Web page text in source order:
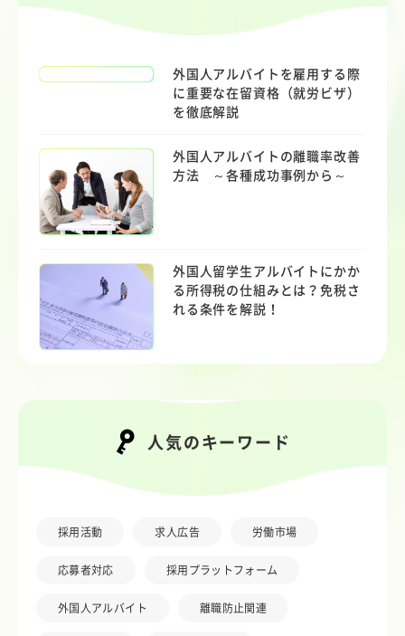
外国人アルバイトを雇用する際
に重要な在留資格（就労ビザ）
を徹底解説
外国人アルバイトの離職率改善
方法 ～各種成功事例から～
外国人留学生アルバイトにかか
る所得税の仕組みとは？免税さ
れる条件を解説！
人気のキーワード
採用活動 求人広告 労働市場
応募者対応 採用プラットフォーム
外国人アルバイト 離職防止関連